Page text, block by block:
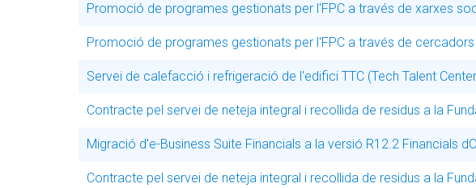
Promoció de programes gestionats per l'FPC a través de xarxes
Promoció de programes gestionats per l'FPC a través de
Servei de calefacció i refrigeració de l'edifici TTC (Tech Talent
Contracte pel servei de neteja integral i recollida de residus a la
Migració d'e-Business Suite Financials a la versió R12.2 Financials
Contracte pel servei de neteja integral i recollida de residus a la